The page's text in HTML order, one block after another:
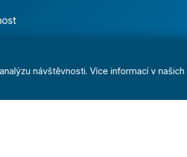
návštěvnosti. Více informací v našich